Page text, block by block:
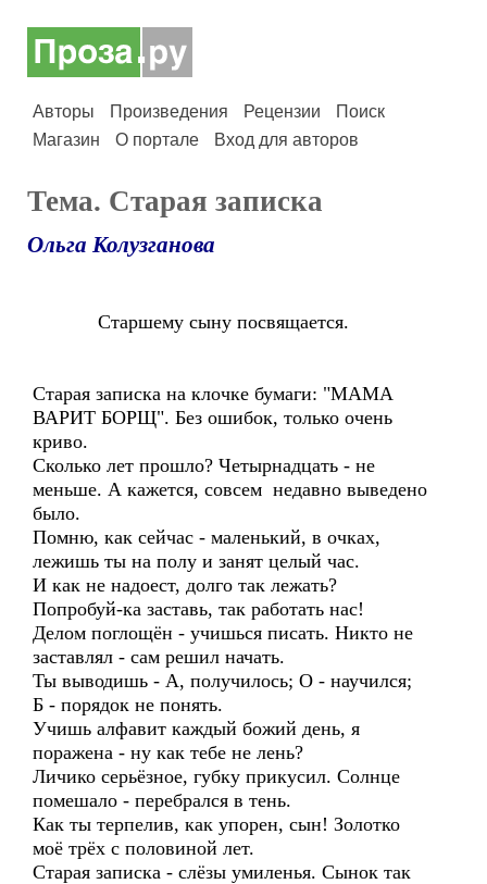
Авторы Произведения Рецензии
Поиск
Магазин
О портале Вход для авторов
Тема. Старая записка
Ольга Колузганова
Старшему сыну посвящается.
Старая записка на клочке бумаги: "МАМА
ВАРИТ БОРЩ". Без ошибок, только очень
криво.
Сколько лет прошло? Четырнадцать - не
меньше. А кажется, совсем недавно выведено
было.
Помню, как сейчас - маленький, в очках,
лежишь ты на полу и занят целый час.
И как не надоест, долго так лежать?
Попробуй-ка заставь, так работать нас!
Делом поглощён - учишься писать. Никто не
заставлял - сам решил начать.
Ты выводишь - А, получилось; О - научился;
Б - порядок не понять.
Учишь алфавит каждый божий день, я
поражена - ну как тебе не лень?
Личико серьёзное, губку прикусил. Солнце
помешало - перебрался в тень.
Как ты терпелив, как упорен, сын! Золотко
моё трёх с половиной лет.
Старая записка - слёзы умиленья. Сынок так